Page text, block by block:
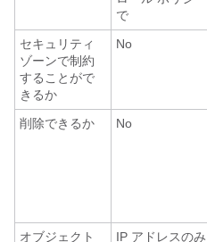
で
セキュリティ
ゾーンで制約
することがで
きるか
No
削除できるか No
オブジェクト
IP アドレスのみ